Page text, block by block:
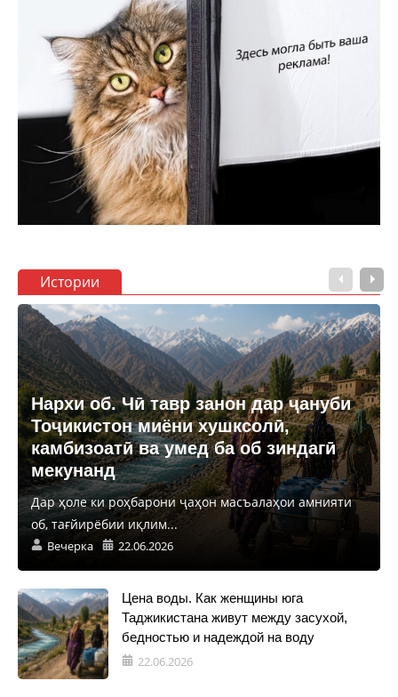
Истории
Нархи об. Чӣ тавр занон дар ҷануби
Тоҷикистон миёни хушксолӣ,
камбизоатӣ ва умед ба об зиндагӣ
мекунанд
Дар ҳоле ки роҳбарони ҷаҳон масъалаҳои амнияти
об, тағйирёбии иқлим...
Вечерка 22.06.2026
Цена воды. Как женщины юга
Таджикистана живут между засухой,
бедностью и надеждой на воду
22.06.2026